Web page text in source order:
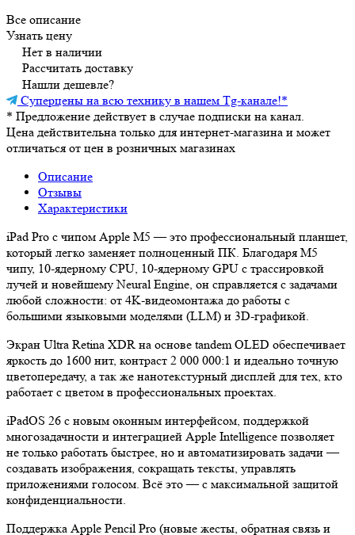
Все описание
Узнать цену
Нет в наличии
Рассчитать доставку
Нашли дешевле?
Суперцены на всю технику в нашем Tg-канале!*
* Предложение действует в случае подписки на канал.
Цена действительна только для интернет-магазина и может
отличаться от цен в розничных магазинах
Описание
Отзывы
Характеристики
iPad Pro с чипом Apple M5 — это профессиональный планшет,
который легко заменяет полноценный ПК. Благодаря M5
чипу, 10‑ядерному CPU, 10‑ядерному GPU с трассировкой
лучей и новейшему Neural Engine, он справляется с задачами
любой сложности: от 4K‑видеомонтажа до работы с
большими языковыми моделями (LLM) и 3D‑графикой.
Экран Ultra Retina XDR на основе tandem OLED обеспечивает
яркость до 1600 нит, контраст 2 000 000:1 и идеально точную
цветопередачу, а так же нанотекстурный дисплей для тех, кто
работает с цветом в профессиональных проектах.
iPadOS 26 с новым оконным интерфейсом, поддержкой
многозадачности и интеграцией Apple Intelligence позволяет
не только работать быстрее, но и автоматизировать задачи —
создавать изображения, сокращать тексты, управлять
приложениями голосом. Всё это — с максимальной защитой
конфиденциальности.
Поддержка Apple Pencil Pro (новые жесты, обратная связь и